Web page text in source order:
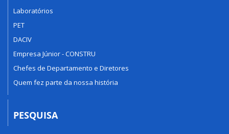
Laboratórios
PET
DACIV
Empresa Júnior - CONSTRU
Chefes de Departamento e Diretores
Quem fez parte da nossa história
PESQUISA